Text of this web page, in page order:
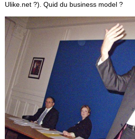
Ulike.net ?). Quid du business model ?